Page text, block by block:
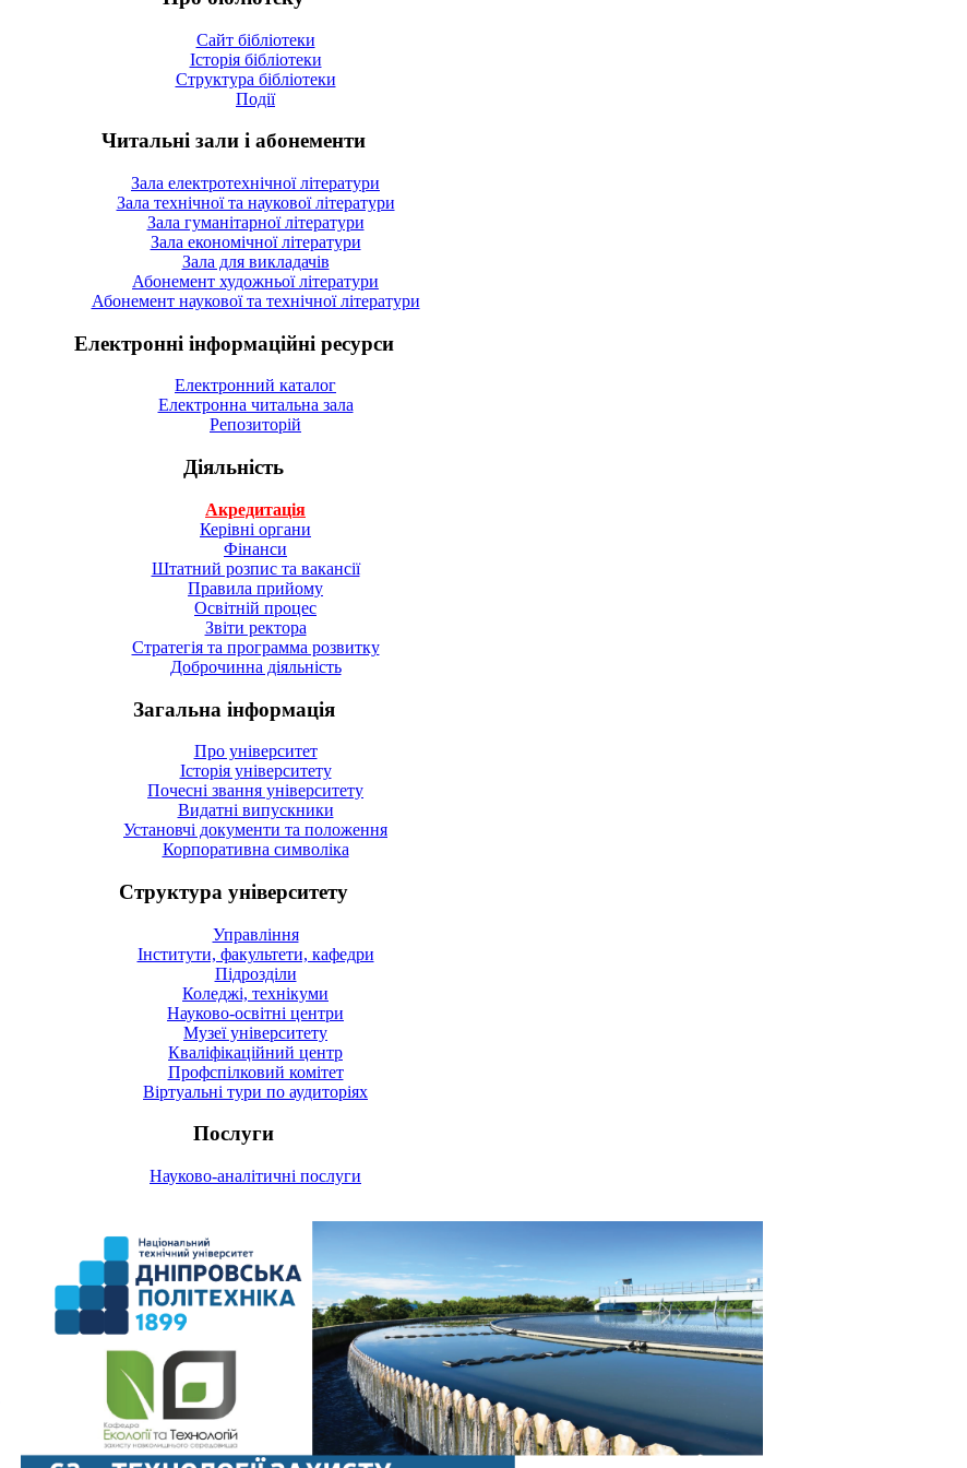
Сайт бібліотеки
Історія бібліотеки
Структура бібліотеки
Події
Читальні зали і абонементи
Зала електротехнічної літератури
Зала технічної та наукової літератури
Зала гуманітарної літератури
Зала економічної літератури
Зала для викладачів
Абонемент художньої літератури
Абонемент наукової та технічної літератури
Електронні інформаційні ресурси
Електронний каталог
Електронна читальна зала
Репозиторій
Діяльність
Акредитація
Керівні органи
Фінанси
Штатний розпис та вакансії
Правила прийому
Освітній процес
Звіти ректора
Стратегія та программа розвитку
Доброчинна діяльність
Загальна інформація
Про університет
Історія університету
Почесні звання університету
Видатні випускники
Установчі документи та положення
Корпоративна символiка
Структура університету
Управління
Інститути, факультети, кафедри
Підрозділи
Коледжі, технікуми
Науково-освітні центри
Музеї університету
Кваліфікаційний центр
Профспілковий комітет
Віртуальні тури по аудиторіях
Послуги
Науково-аналітичні послуги